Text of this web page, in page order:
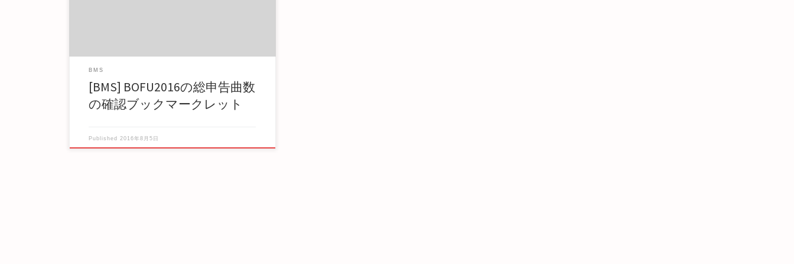
BMS
[BMS] BOFU2016の総申告曲数
の確認ブックマークレット
Published2016年8月5日